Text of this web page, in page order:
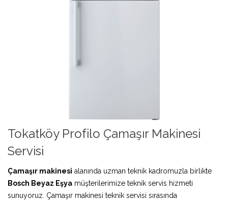
Tokatköy Profilo Çamaşır Makinesi
Servisi
Çamaşır makinesi alanında uzman teknik kadromuzla birlikte
Bosch Beyaz Eşya müşterilerimize teknik servis hizmeti
sunuyoruz. Çamaşır makinesi teknik servisi sırasında